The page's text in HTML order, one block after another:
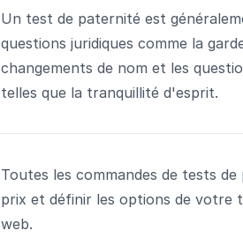
Un test de paternité est
questions juridiques comme la
changements de nom et les
telles que la tranquillité d'esprit.
Toutes les commandes de tests
prix et définir les options de votre
web.